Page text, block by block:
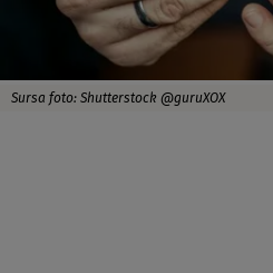
Sursa foto: Shutterstock @guruXOX